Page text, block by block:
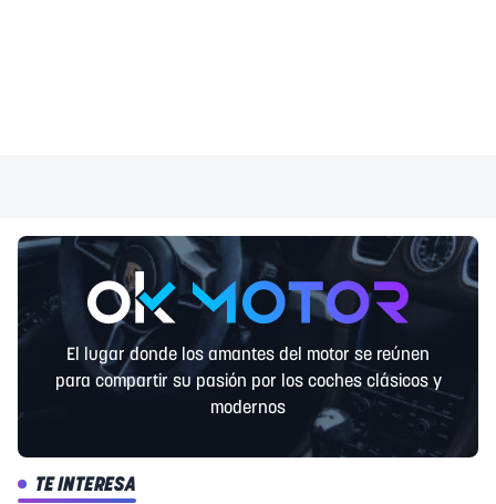
El lugar donde los amantes del motor se reúnen
para compartir su pasión por los coches clásicos y
modernos
TE INTERESA